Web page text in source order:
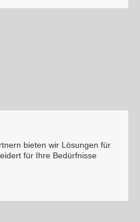
bie­ten wir Lösungen für
für Ihre Bedürfnisse